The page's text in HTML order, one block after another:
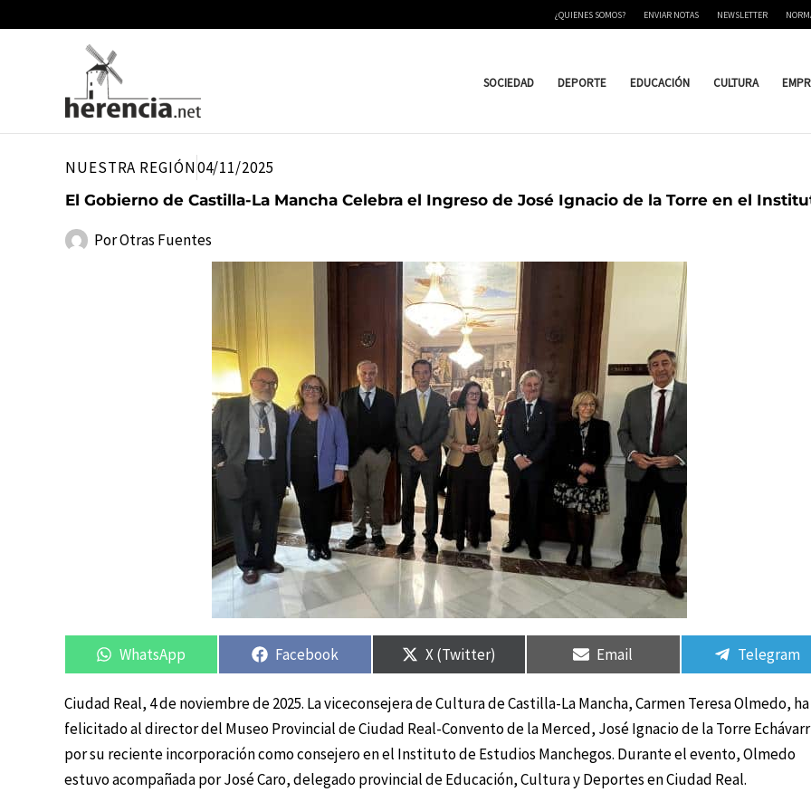
¿QUIENES SOMOS? ENVIAR NOTAS NEWSLETTER
SOCIEDAD DEPORTE EDUCACIÓN CULTURA
NUESTRA REGIÓN04/11/2025
El Gobierno de Castilla-La Mancha Celebra el Ingreso de José Ignacio de la Torre en el
PorOtras Fuentes
en
WhatsApp
Compartir
en
Facebook
Compartir
en
X (Twitter)
Compartir
en
Email
en
Telegram
Ciudad Real, 4 de noviembre de 2025. La viceconsejera de Cultura de Castilla-La Mancha, Carmen Teresa Olmedo, ha
felicitado al director del Museo Provincial de Ciudad Real-Convento de la Merced, José Ignacio de la Torre
por su reciente incorporación como consejero en el Instituto de Estudios Manchegos. Durante el evento, Olmedo
estuvo acompañada por José Caro, delegado provincial de Educación, Cultura y Deportes en Ciudad Real.
en
Compartir
en
Compartir
en
Compartir
en en